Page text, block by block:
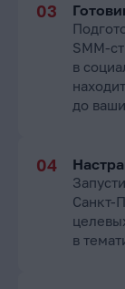
SMM-
в
до
Санкт-
в